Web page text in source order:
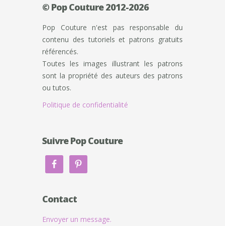
© Pop Couture 2012-2026
Pop Couture n'est pas responsable du
contenu des tutoriels et patrons gratuits
référencés.
Toutes les images illustrant les patrons
sont la propriété des auteurs des patrons
ou tutos.
Politique de confidentialité
Suivre Pop Couture
Contact
Envoyer un message.